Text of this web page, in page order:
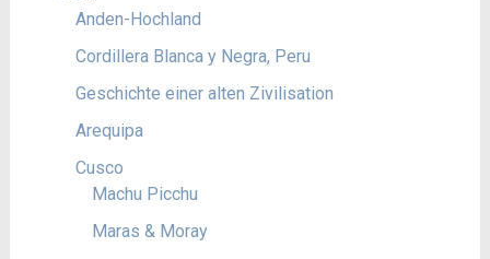
Anden-Hochland
Cordillera Blanca y Negra, Peru
Geschichte einer alten Zivilisation
Arequipa
Cusco
Machu Picchu
Maras & Moray